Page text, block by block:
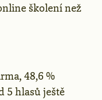
školení než
48,6 %
5 hlasů ještě